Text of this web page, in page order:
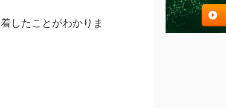
したことがわかりま